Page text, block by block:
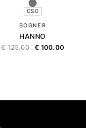
OSO
BOGNER
HANNO
€125.00 € 100.00